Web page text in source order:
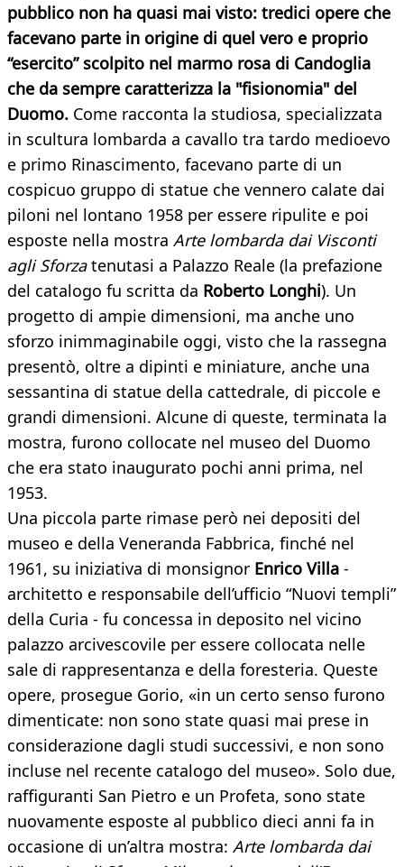
pubblico non ha quasi mai visto: tredici opere che
facevano parte in origine di quel vero e proprio
“esercito” scolpito nel marmo rosa di Candoglia
che da sempre caratterizza la "fisionomia" del
Duomo. Come racconta la studiosa, specializzata
in scultura lombarda a cavallo tra tardo medioevo
e primo Rinascimento, facevano parte di un
cospicuo gruppo di statue che vennero calate dai
piloni nel lontano 1958 per essere ripulite e poi
esposte nella mostra Arte lombarda dai Visconti
agli Sforzatenutasi a Palazzo Reale (la prefazione
del catalogo fu scritta da Roberto Longhi). Un
progetto di ampie dimensioni, ma anche uno
sforzo inimmaginabile oggi, visto che la rassegna
presentò, oltre a dipinti e miniature, anche una
sessantina di statue della cattedrale, di piccole e
grandi dimensioni. Alcune di queste, terminata la
mostra, furono collocate nel museo del Duomo
che era stato inaugurato pochi anni prima, nel
1953.
Una piccola parte rimase però nei depositi del
museo e della Veneranda Fabbrica, finché nel
1961, su iniziativa di monsignor Enrico Villa -
architetto e responsabile dell’ufficio “Nuovi templi”
della Curia - fu concessa in deposito nel vicino
palazzo arcivescovile per essere collocata nelle
sale di rappresentanza e della foresteria. Queste
opere, prosegue Gorio, «in un certo senso furono
dimenticate: non sono state quasi mai prese in
considerazione dagli studi successivi, e non sono
incluse nel recente catalogo del museo». Solo due,
raffiguranti San Pietro e un Profeta, sono state
nuovamente esposte al pubblico dieci anni fa in
occasione di un’altra mostra: Arte lombarda dai